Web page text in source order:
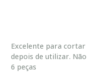
Excelente para
depois de utilizar.
6 peças